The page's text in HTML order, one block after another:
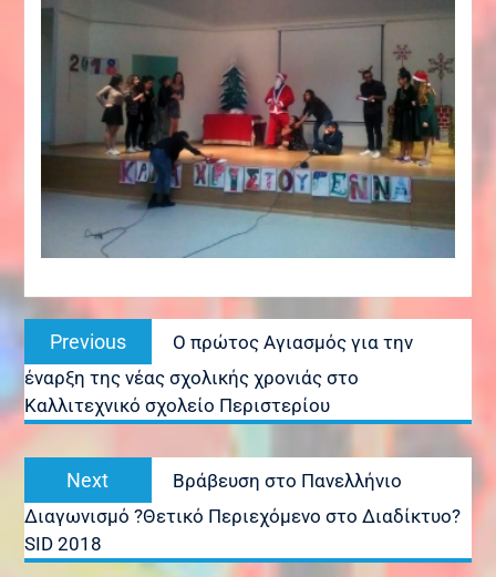
Πλοήγηση
άρθρων
Previous
Previous
post:
Ο πρώτος Αγιασμός για την
έναρξη της νέας σχολικής χρονιάς στο
Καλλιτεχνικό σχολείο Περιστερίου
Next
Next
post:
Βράβευση στο Πανελλήνιο
Διαγωνισμό ?Θετικό Περιεχόμενο στο Διαδίκτυο?
SID 2018